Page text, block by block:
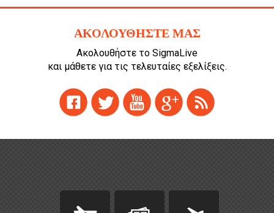
ΑΚΟΛΟΥΘΗΣΤΕ ΜΑΣ
Ακολουθήστε το SigmaLive
και μάθετε για τις τελευταίες εξελίξεις.